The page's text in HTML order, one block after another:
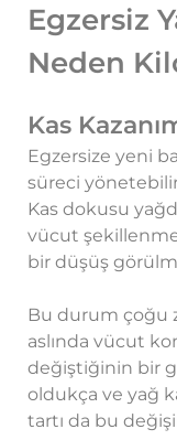
Egzersiz
Neden
Kas
Egzersize yeni
süreci
Kas dokusu
vücut
bir düşüş
Bu durum çoğu
aslında vücut
değiştiğinin bir
oldukça ve yağ
tartı da bu